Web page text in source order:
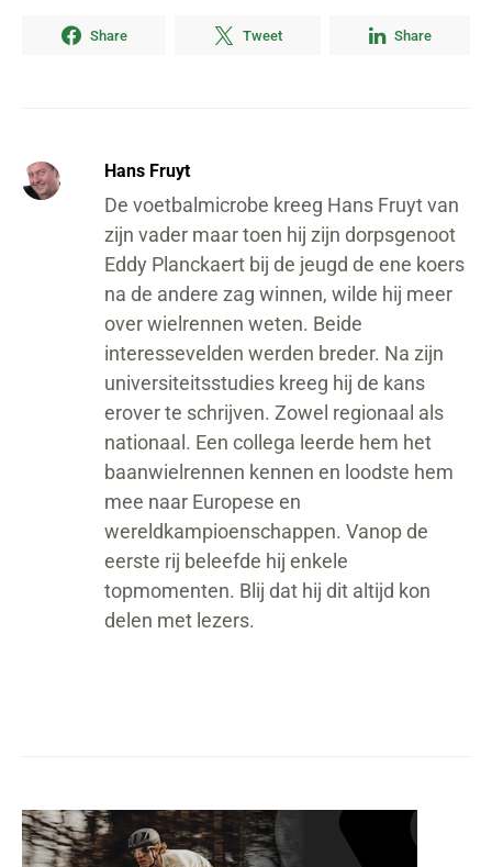
Share Tweet Share
Hans Fruyt
De voetbalmicrobe kreeg Hans Fruyt van
zijn vader maar toen hij zijn dorpsgenoot
Eddy Planckaert bij de jeugd de ene koers
na de andere zag winnen, wilde hij meer
over wielrennen weten. Beide
interessevelden werden breder. Na zijn
universiteitsstudies kreeg hij de kans
erover te schrijven. Zowel regionaal als
nationaal. Een collega leerde hem het
baanwielrennen kennen en loodste hem
mee naar Europese en
wereldkampioenschappen. Vanop de
eerste rij beleefde hij enkele
topmomenten. Blij dat hij dit altijd kon
delen met lezers.